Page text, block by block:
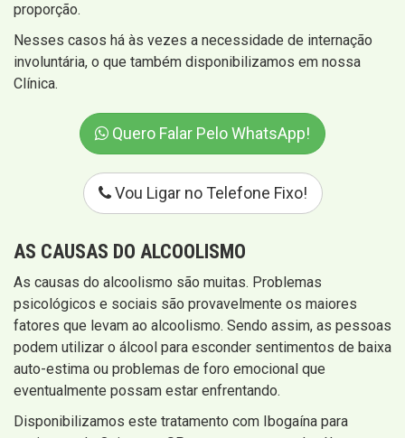
proporção.
Nesses casos há às vezes a necessidade de internação
involuntária, o que também disponibilizamos em nossa
Clínica.
Quero Falar Pelo WhatsApp!
Vou Ligar no Telefone Fixo!
AS CAUSAS DO ALCOOLISMO
As causas do alcoolismo são muitas. Problemas
psicológicos e sociais são provavelmente os maiores
fatores que levam ao alcoolismo. Sendo assim, as pessoas
podem utilizar o álcool para esconder sentimentos de baixa
auto-estima ou problemas de foro emocional que
eventualmente possam estar enfrentando.
Disponibilizamos este tratamento com Ibogaína para